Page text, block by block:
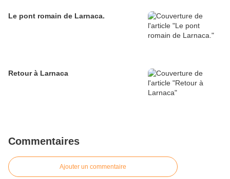
Le pont romain de Larnaca.
Retour à Larnaca
Commentaires
Ajouter un commentaire